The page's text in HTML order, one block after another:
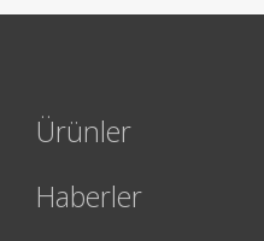
Ürünler
Haberler